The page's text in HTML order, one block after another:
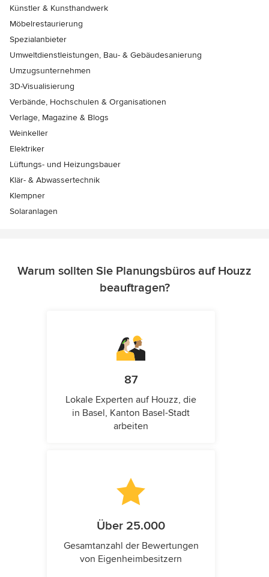
Künstler & Kunsthandwerk
Möbelrestaurierung
Spezialanbieter
Umweltdienstleistungen, Bau- & Gebäudesanierung
Umzugsunternehmen
3D-Visualisierung
Verbände, Hochschulen & Organisationen
Verlage, Magazine & Blogs
Weinkeller
Elektriker
Lüftungs- und Heizungsbauer
Klär- & Abwassertechnik
Klempner
Solaranlagen
Warum sollten Sie Planungsbüros auf Houzz
beauftragen?
87
Lokale Experten auf Houzz, die
in Basel, Kanton Basel-Stadt
arbeiten
Über 25.000
Gesamtanzahl der Bewertungen
von Eigenheimbesitzern